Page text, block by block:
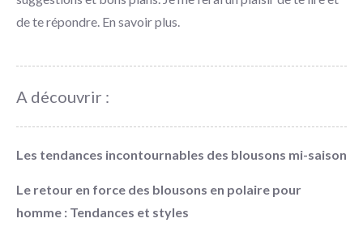
de te répondre. En savoir plus.
A découvrir :
Les tendances incontournables des blousons mi-saison
Le retour en force des blousons en polaire pour
homme : Tendances et styles